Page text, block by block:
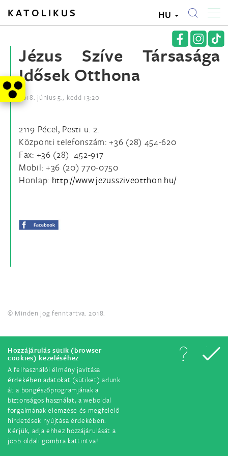
Hozzájárulás sütik (browser
cookies) kezeléséhez
A felhasználói élmény javítása
érdekében adatokat (sütiket) adunk
át a böngészőprogramjának a
biztonságos használat, a weboldal
forgalmának elemzése és megfelelő
hirdetések nyújtása érdekében.
Kérjük, adja ehhez hozzájárulását a
jobb oldali gombra kattintva!
KATOLIKUS HU
Jézus Szíve Társasága
Idősek Otthona
2018. június 5., kedd 13:20
2119 Pécel, Pesti u. 2.
Központi telefonszám: +36 (28) 454-620
Fax: +36 (28) 452-917
Mobil: +36 (20) 770-0750
Honlap: http://www.jezussziveotthon.hu/
© Minden jog fenntartva. 2018.